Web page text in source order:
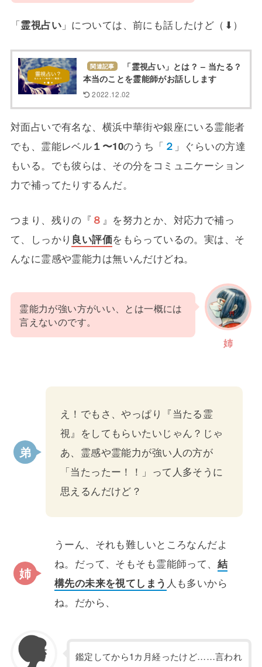
「霊視占い 」については、前にも話したけど（⬇）
関連記事
「霊視占い」とは？ – 当たる？
本当のことを霊能師がお話しします
2022.12.02
対面占いで有名な、横浜中華街や銀座にいる霊能者
でも、霊能レベル１〜10のうち「 ２ 」ぐらいの方達
もいる。でも彼らは、その分をコミュニケーション
力で補ってたりするんだ。
つまり、残りの『 ８ 』を努力とか、対応力で補っ
て、しっかり 良い評価をもらっているの。実は、そ
んなに霊感や霊能力は無いんだけどね。
姉
霊能力が強い方がいい、とは一概には
言えないのです。
え！でもさ、やっぱり『当たる霊
視』をしてもらいたいじゃん？じゃ
あ、霊感や霊能力が強い人の方が
「当たったー！！」って人多そうに
思えるんだけど？
うーん、それも難しいところなんだよ
ね。だって、そもそも霊能師って、 結
構先の未来を視てしまう 人も多いから
ね。だから、
鑑定してから1カ月経ったけど……言われ